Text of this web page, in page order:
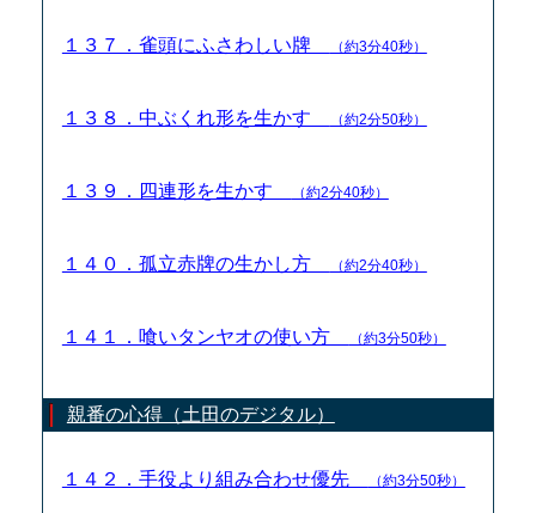
１３７．雀頭にふさわしい牌 （約3分40秒）
１３８．中ぶくれ形を生かす （約2分50秒）
１３９．四連形を生かす （約2分40秒）
１４０．孤立赤牌の生かし方 （約2分40秒）
１４１．喰いタンヤオの使い方 （約3分50秒）
親番の心得（土田のデジタル）
１４２．手役より組み合わせ優先 （約3分50秒）